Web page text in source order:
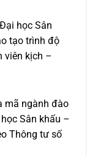
học Sân
tạo trình độ
viên kịch –
mã ngành đào
Sân khấu –
Thông tư số